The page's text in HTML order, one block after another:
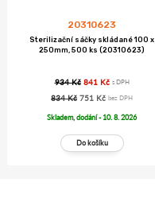
20310623
Sterilizační sáčky skládané 100 x
250mm, 500 ks (20310623)
934 Kč 841 Kč s DPH
834 Kč 751 Kč bez DPH
Skladem, dodání - 10. 8. 2026